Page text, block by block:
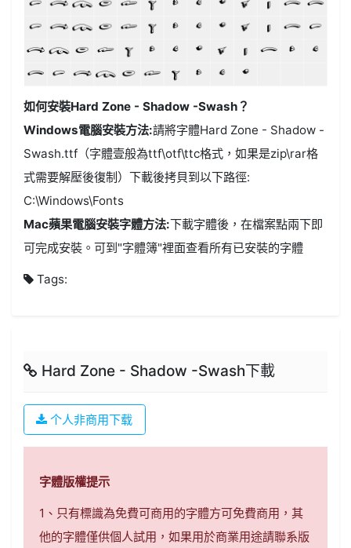
如何安裝Hard Zone - Shadow -Swash？
Windows電腦安裝方法:請將字體Hard Zone - Shadow -
Swash.ttf（字體壹般為ttf\otf\ttc格式，如果是zip\rar格
式需要解壓後復制）下載後拷貝到以下路徑:
C:\Windows\Fonts
Mac蘋果電腦安裝字體方法:下載字體後，在檔案點兩下即
可完成安裝。可到"字體簿"裡面查看所有已安裝的字體
Tags:
Hard Zone - Shadow -Swash下載
个人非商用下载
字體版權提示
1、只有標識為免費可商用的字體方可免費商用，其
他的字體僅供個人試用，如果用於商業用途請聯系版